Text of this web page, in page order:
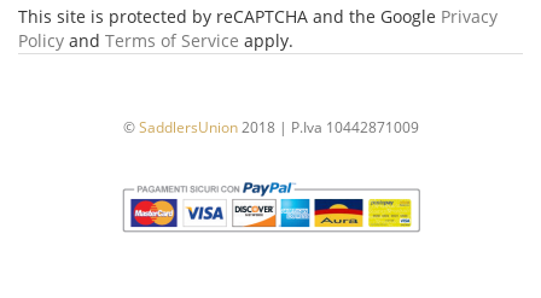
This site is protected by reCAPTCHA and the Google Privacy
Policy and Terms of Service apply.
©SaddlersUnion2018 | P.Iva 10442871009